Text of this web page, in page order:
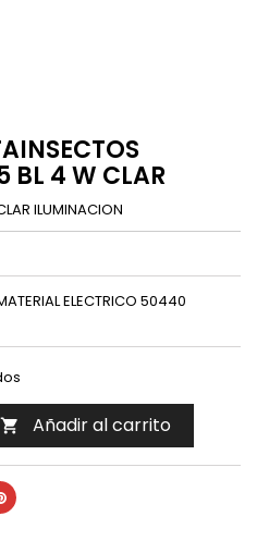
BL 4 W CLAR
ILUMINACION
ELECTRICO 50440
 Añadir al carrito